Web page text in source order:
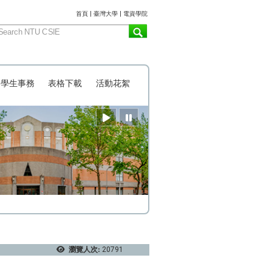
首頁| 臺灣大學| 電資學院
學生事務 表格下載 活動花絮
瀏覽人次: 20791